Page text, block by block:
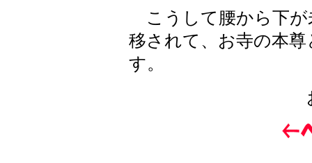
こうして腰から下が
移されて、お寺の本
す。